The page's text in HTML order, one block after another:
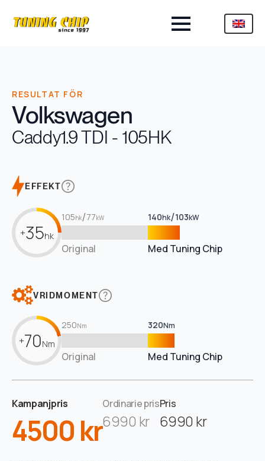
RESULTAT FÖR
Volkswagen
Caddy1.9 TDI - 105HK
EFFEKT
+35hk
105hk/77kW 140hk/103kW
Original Med Tuning Chip
VRIDMOMENT
+70Nm
250Nm 320Nm
Original Med Tuning Chip
Kampanjpris
4500 kr
Ordinarie pris
6990 kr
Pris
6990 kr